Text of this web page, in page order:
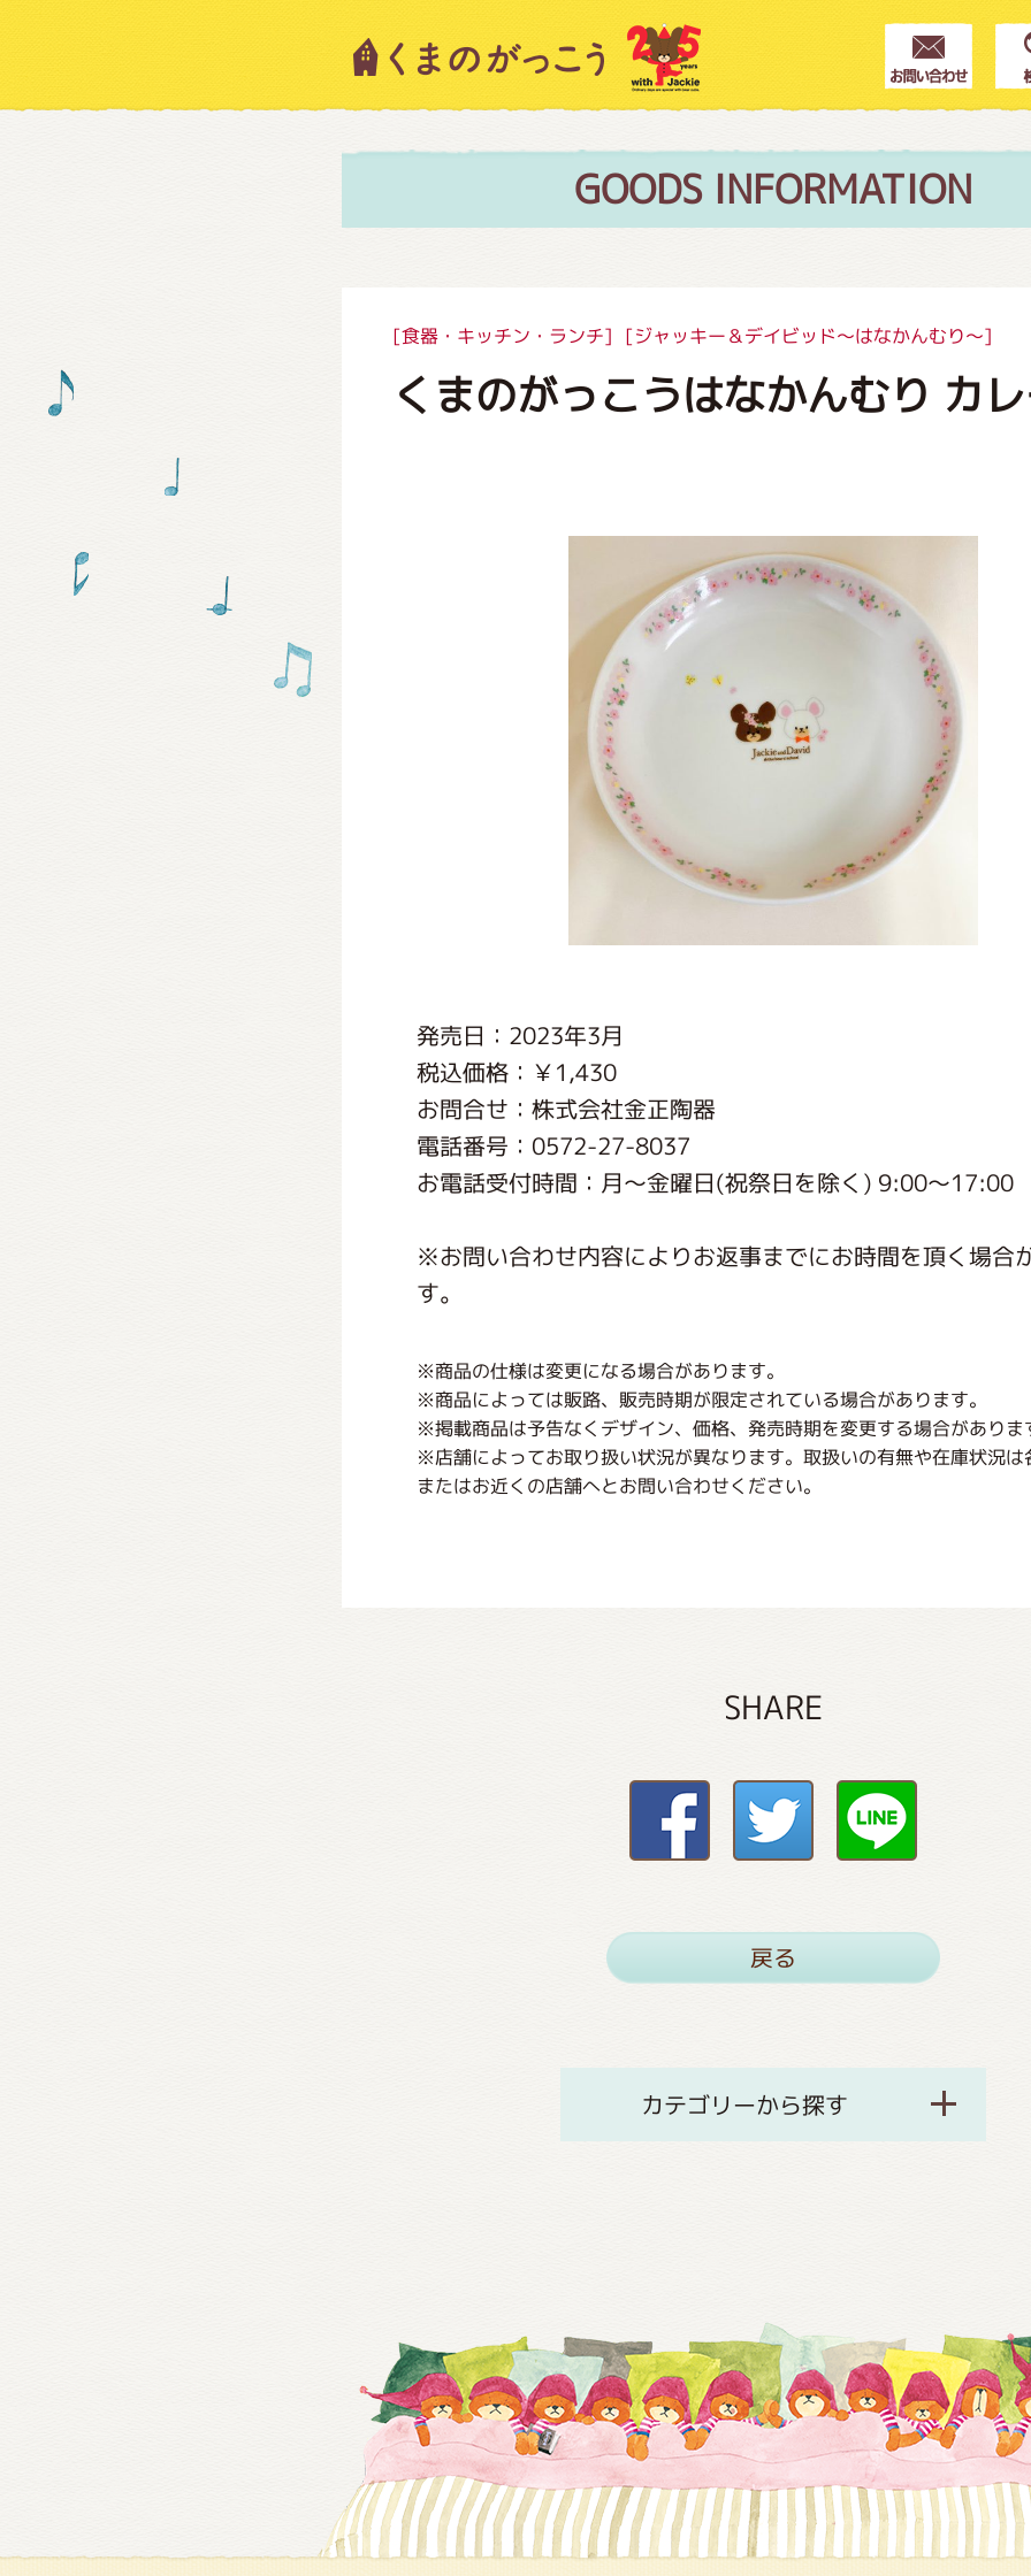
GOODS INFORMATION
[食器・キッチン・ランチ] [ジャッキー＆デイビッド～はなかんむり～]
くまのがっこうはなかんむり カ
発売日：2023年3月
税込価格：￥1,430
お問合せ：株式会社金正陶器
電話番号：0572-27-8037
お電話受付時間：月〜金曜日(祝祭日を除く) 9:00～17:00
※お問い合わせ内容によりお返事までにお時間を頂く場合
す。
※商品の仕様は変更になる場合があります。
※商品によっては販路、販売時期が限定されている場合があります。
※掲載商品は予告なくデザイン、価格、発売時期を変更する場合がありま
※店舗によってお取り扱い状況が異なります。取扱いの有無や在庫状況は
またはお近くの店舗へとお問い合わせください。
SHARE
戻る
カテゴリーから探す
キャラクター紹介
絵本・作家紹介
グッズインフォメーション
ミュージカル・コンサート
おたのしみコンテンツ(クイズ・AR・診断・占
くまのがっこう しょくいんしつ
くまのがっこう 家庭科部